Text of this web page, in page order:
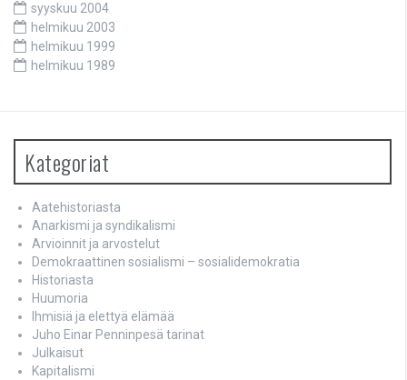
syyskuu 2004
helmikuu 2003
helmikuu 1999
helmikuu 1989
Kategoriat
Aatehistoriasta
Anarkismi ja syndikalismi
Arvioinnit ja arvostelut
Demokraattinen sosialismi – sosialidemokratia
Historiasta
Huumoria
Ihmisiä ja elettyä elämää
Juho Einar Penninpesä tarinat
Julkaisut
Kapitalismi